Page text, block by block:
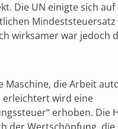
Die UN einigte sich auf
wirksamer war jedoch
Maschine, die Arbeit
wird eine
erhoben. Die